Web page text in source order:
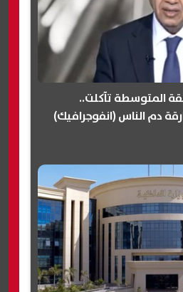
المتوسطة تآكلت..
دم الناس (انفوجرافيك)